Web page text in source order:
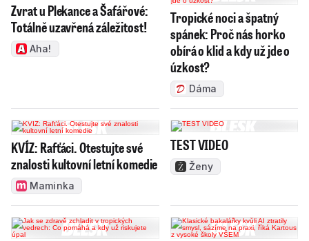
Zvrat u Plekance a Šafářové:
Totálně uzavřená záležitost!
Aha!
Tropické noci a špatný
spánek: Proč nás horko
obírá o klid a kdy už jde o
úzkost?
Dáma
KVÍZ: Rafťáci. Otestujte své
znalosti kultovní letní komedie
Maminka
TEST VIDEO
Ženy